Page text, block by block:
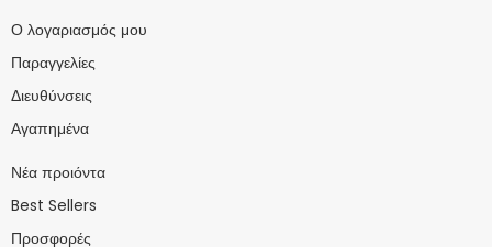
Ο λογαριασμός μου
Παραγγελίες
Διευθύνσεις
Αγαπημένα
Νέα προιόντα
Best Sellers
Προσφορές